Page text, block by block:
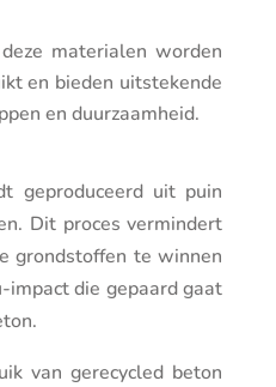
materialen worden
en bieden uitstekende
en duurzaamheid.
geproduceerd uit puin
Dit proces vermindert
grondstoffen te winnen
die gepaard gaat
van gerecycled beton